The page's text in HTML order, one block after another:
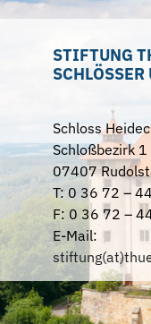
STIFTUNG
Schloss
Schloßbezirk 1
07407
T: 0 36 72 –
F: 0 36 72 –
E-Mail: